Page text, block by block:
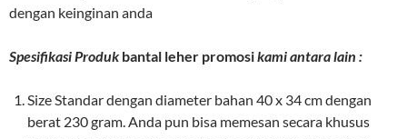
dengan keinginan anda
Spesifikasi Produk bantal leher promosikami antara lain :
Size Standar dengan diameter bahan 40 x 34 cm dengan
berat 230 gram. Anda pun bisa memesan secara khusus